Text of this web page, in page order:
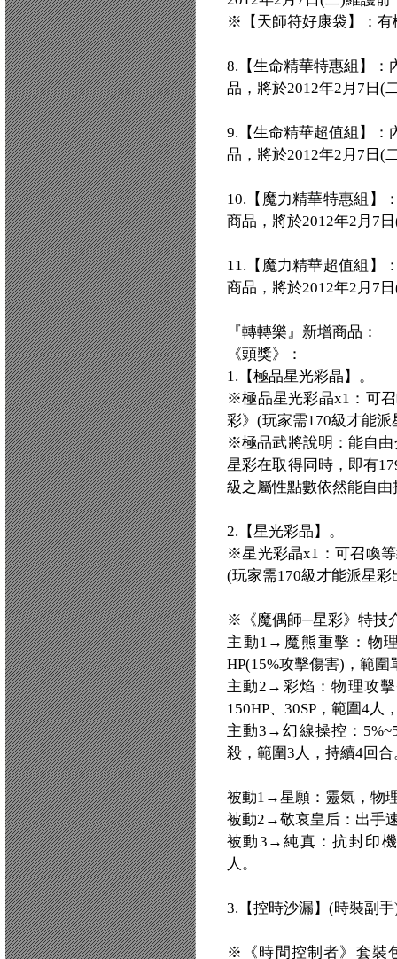
※【天師符好康袋】：有
8.【生命精華特惠組】：
品，將於2012年2月7日(
9.【生命精華超值組】：
品，將於2012年2月7日(
10.【魔力精華特惠組】
商品，將於2012年2月7
11.【魔力精華超值組】
商品，將於2012年2月7
『轉轉樂』新增商品：
《頭獎》：
1.【極品星光彩晶】。
※極品星光彩晶x1：可
彩》(玩家需170級才能派
※極品武將說明：能自由
星彩在取得同時，即有
級之屬性點數依然能自由
2.【星光彩晶】。
※星光彩晶x1：可召喚
(玩家需170級才能派星彩
※《魔偶師─星彩》特技
主動1→魔熊重擊：物
HP(15%攻擊傷害)，範圍
主動2→彩焰：物理攻擊
150HP、30SP，範圍4人
主動3→幻線操控：
殺，範圍3人，持續4回合
被動1→星願：靈氣，物
被動2→敬哀皇后：出手
被動3→純真：抗封印
人。
3.【控時沙漏】(時裝副
※《時間控制者》套裝